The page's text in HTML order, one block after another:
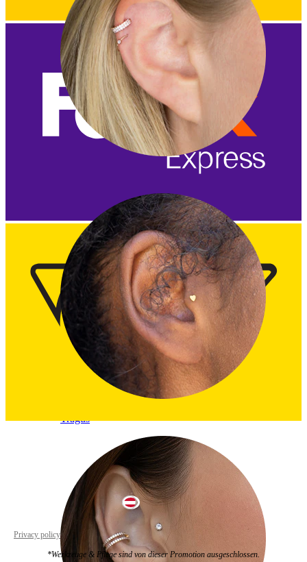
Tragus
Austria
Privacy policy Cookie settings
*Werkzeuge & Pflege sind von dieser Promotion ausgeschlossen.